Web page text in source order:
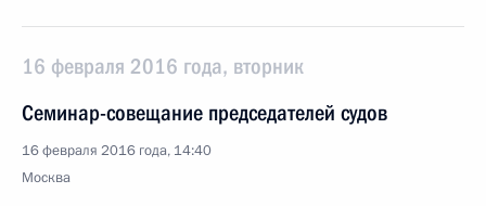
16 февраля 2016 года, вторник
Семинар-совещание председателей судов
16 февраля 2016 года, 14:40
Москва